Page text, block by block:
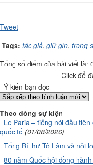
Tweet
Tags: tác giả, giữ gìn, trong
Tổng số điểm của bài viết là:
Click để
Ý kiến bạn đọc
Theo dòng sự kiện
Le Paria – tiếng nói đầu
quốc tế (01/08/2026)
Tổng Bí thư Tô Lâm và nỗi
80 năm Quốc hội đồng